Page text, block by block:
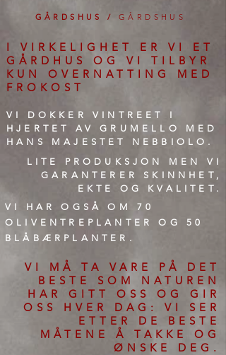
GÅRDSHUS / GÅRDSHUS
I VIRKELIGHET ER VI ET
GÅRDHUS OG VI TILBYR
KUN OVERNATTING MED
FROKOST
VI DOKKER VINTREET I
HJERTET AV GRUMELLO MED
HANS MAJESTET NEBBIOLO.
LITE PRODUKSJON MEN VI
GARANTERER SKINNHET,
EKTE OG KVALITET.
VI HAR OGSÅ OM 70
OLIVENTREPLANTER OG 50
BLÅBÆRPLANTER.
VI MÅ TA VARE PÅ DET
BESTE SOM NATUREN
HAR GITT OSS OG GIR
OSS HVER DAG: VI SER
ETTER DE BESTE
MÅTENE Å TAKKE OG
ØNSKE DEG.